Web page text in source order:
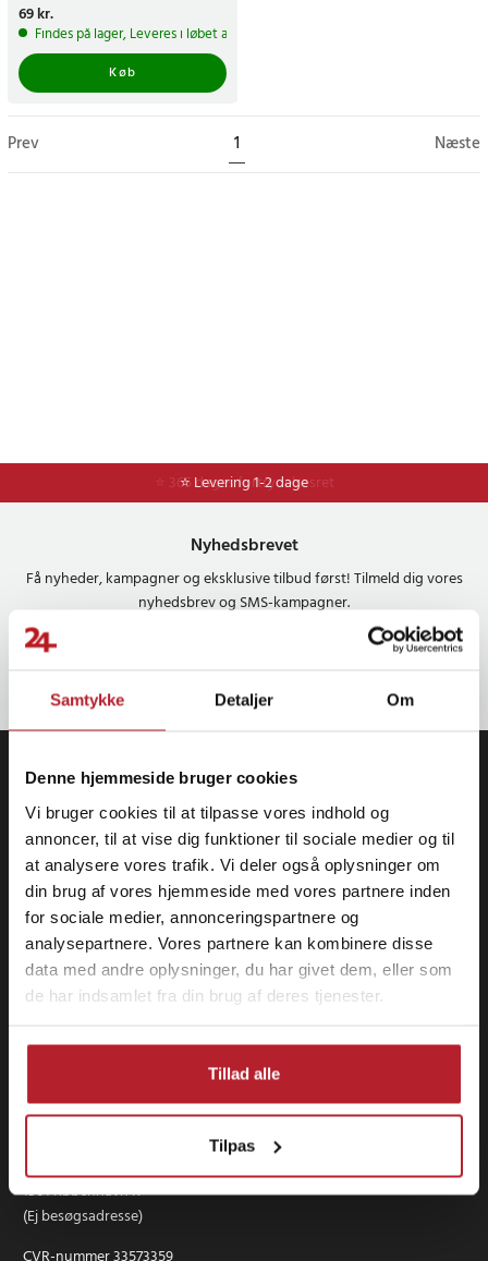
Samtykke Detaljer Om
Denne hjemmeside bruger cookies
Vi bruger cookies til at tilpasse vores indhold og
annoncer, til at vise dig funktioner til sociale medier og til
at analysere vores trafik. Vi deler også oplysninger om
din brug af vores hjemmeside med vores partnere inden
for sociale medier, annonceringspartnere og
analysepartnere. Vores partnere kan kombinere disse
data med andre oplysninger, du har givet dem, eller som
de har indsamlet fra din brug af deres tjenester.
Tillad alle
Tilpas
Pris:69 kr.
69 kr.
Findes på lager, Leveres i løbet af 1-2 hverdage
Køb
Prev 1 Næste
⭐ Levering 1-2 dage
⭐ 365 dages fortrydelsesret
Nyhedsbrevet
Få nyheder, kampagner og eksklusive tilbud først! Tilmeld dig vores
nyhedsbrev og SMS-kampagner.
24hshop.dk (24 se Sverige AB)
1301 København K
(Ej besøgsadresse)